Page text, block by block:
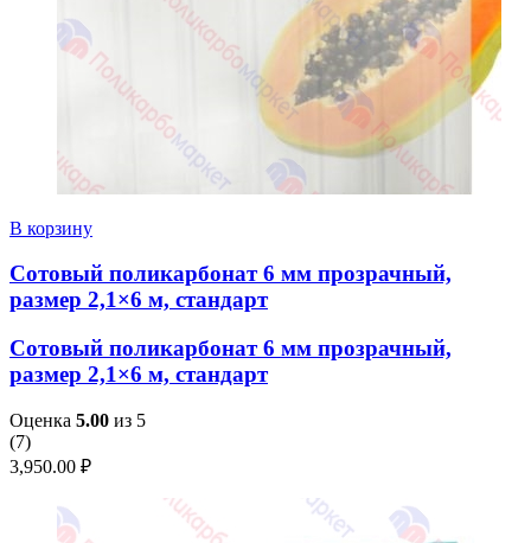
В корзину
Сотовый поликарбонат 6 мм прозрачный,
размер 2,1×6 м, стандарт
Сотовый поликарбонат 6 мм прозрачный,
размер 2,1×6 м, стандарт
Оценка 5.00 из 5
(7)
3,950.00 ₽